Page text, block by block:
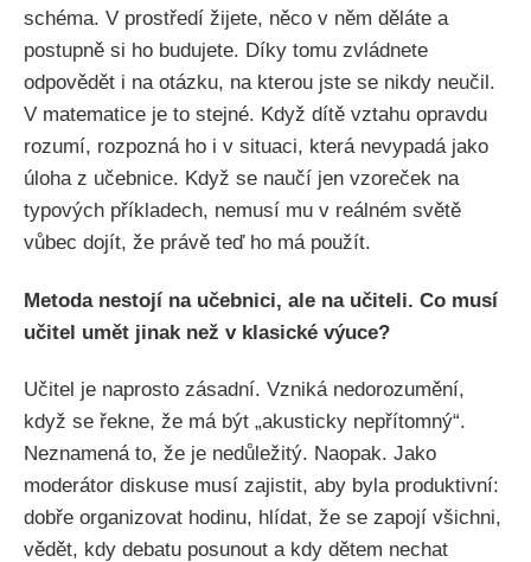
schéma. V prostředí žijete, něco v něm děláte a
postupně si ho budujete. Díky tomu zvládnete
odpovědět i na otázku, na kterou jste se nikdy neučil.
V matematice je to stejné. Když dítě vztahu opravdu
rozumí, rozpozná ho i v situaci, která nevypadá jako
úloha z učebnice. Když se naučí jen vzoreček na
typových příkladech, nemusí mu v reálném světě
vůbec dojít, že právě teď ho má použít.
Metoda nestojí na učebnici, ale na učiteli. Co musí
učitel umět jinak než v klasické výuce?
Učitel je naprosto zásadní. Vzniká nedorozumění,
když se řekne, že má být „akusticky nepřítomný“.
Neznamená to, že je nedůležitý. Naopak. Jako
moderátor diskuse musí zajistit, aby byla produktivní:
dobře organizovat hodinu, hlídat, že se zapojí všichni,
vědět, kdy debatu posunout a kdy dětem nechat